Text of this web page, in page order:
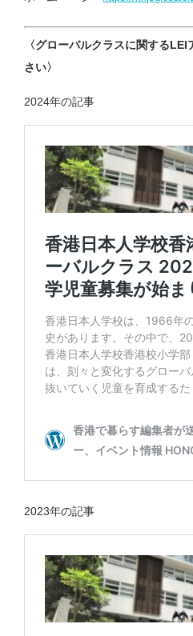
〈グローバルクラスに関する
さい〉
2024年の記事
2023年の記事